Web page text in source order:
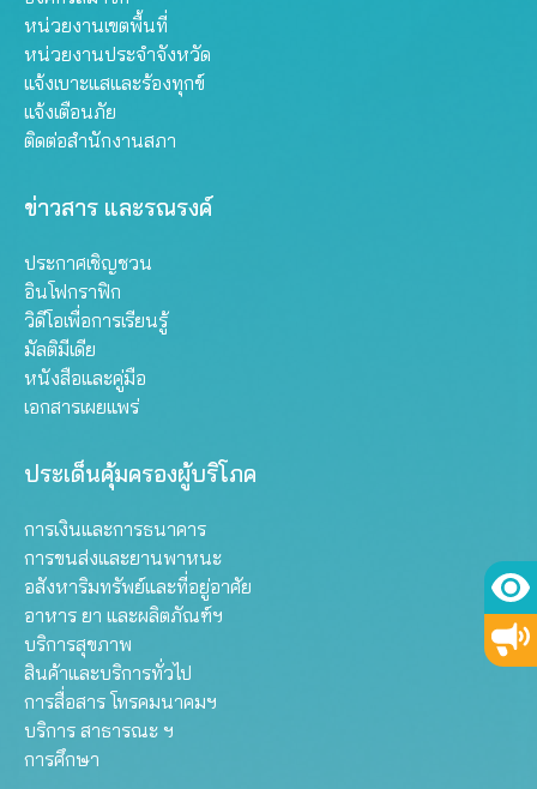
หน่วยงานเขตพื้นที่
หน่วยงานประจำจังหวัด
แจ้งเบาะแสและร้องทุกข์
แจ้งเตือนภัย
ติดต่อสำนักงานสภา
ข่าวสาร และรณรงค์
ประกาศเชิญชวน
อินโฟกราฟิก
วิดีโอเพื่อการเรียนรู้
มัลติมีเดีย
หนังสือและคู่มือ
เอกสารเผยแพร่
ประเด็นคุ้มครองผู้บริโภค
การเงินและการธนาคาร
การขนส่งและยานพาหนะ
อสังหาริมทรัพย์และที่อยู่อาศัย
อาหาร ยา และผลิตภัณฑ์ฯ
บริการสุขภาพ
สินค้าและบริการทั่วไป
การสื่อสาร โทรคมนาคมฯ
บริการ สาธารณะ ฯ
การศึกษา